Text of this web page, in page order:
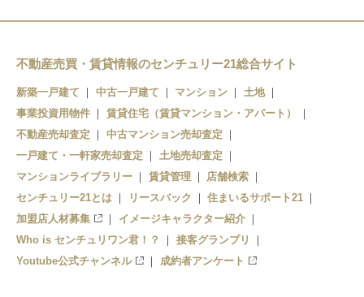
新津田沼駅
不動産売買・賃貸情報のセンチュリー21総合サイト
新築一戸建て 中古一戸建て マンション
土地
事業投資用物件
賃貸住宅（賃貸マンション・アパート）
不動産売却査定
中古マンション売却査定
一戸建て・一軒家売却査定
土地売却査定
マンションライブラリー
賃貸管理
店舗検索
センチュリー21とは
リースバック
住まいるサポート21
加盟店人材募集
イメージキャラクター紹介
Who is センチュリワン君！？
接客グランプリ
Youtube公式チャンネル
成約者アンケート